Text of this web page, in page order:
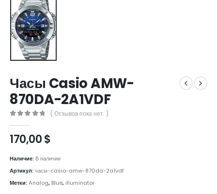
Часы Casio AMW-
870DA-2A1VDF
( Отзывов пока нет. )
170,00$
Наличие: В наличии
Артикул:часы-casio-amw-870da-2a1vdf
Метки:Analog, Blue, illuminator